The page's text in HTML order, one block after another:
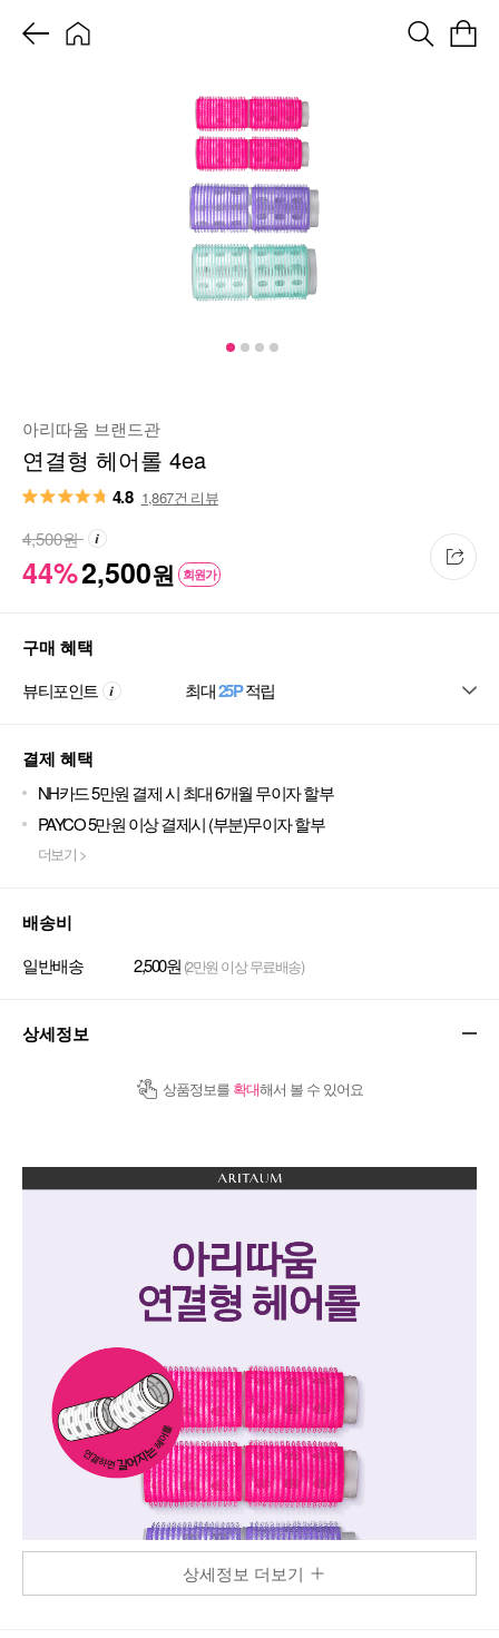
아리따움 브랜드관
연결형 헤어롤 4ea
4.8 1,867건 리뷰
44%2,500원 회원가
4,500원
구매 혜택
뷰티포인트 최대25P적립
결제 혜택
NH카드 5만원 결제 시 최대 6개월 무이자 할부
PAYCO 5만원 이상 결제시 (부분)무이자 할부
더보기 >
배송비
일반배송 2,500원 (2만원 이상 무료배송)
상세정보
상품정보를 확대해서 볼 수 있어요
상세정보 더보기